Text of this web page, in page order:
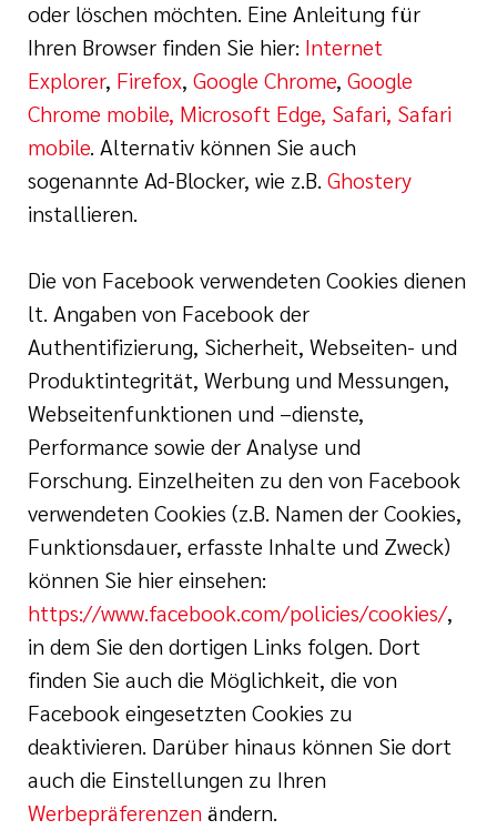
oder löschen möchten. Eine Anleitung für
Ihren Browser finden Sie hier: Internet
Explorer, Firefox, Google Chrome, Google
Chrome mobile, Microsoft Edge, Safari, Safari
mobile. Alternativ können Sie auch
sogenannte Ad-Blocker, wie z.B. Ghostery
installieren.
Die von Facebook verwendeten Cookies dienen
lt. Angaben von Facebook der
Authentifizierung, Sicherheit, Webseiten- und
Produktintegrität, Werbung und Messungen,
Webseitenfunktionen und –dienste,
Performance sowie der Analyse und
Forschung. Einzelheiten zu den von Facebook
verwendeten Cookies (z.B. Namen der Cookies,
Funktionsdauer, erfasste Inhalte und Zweck)
können Sie hier einsehen:
https://www.facebook.com/policies/cookies/,
in dem Sie den dortigen Links folgen. Dort
finden Sie auch die Möglichkeit, die von
Facebook eingesetzten Cookies zu
deaktivieren. Darüber hinaus können Sie dort
auch die Einstellungen zu Ihren
Werbepräferenzenändern.